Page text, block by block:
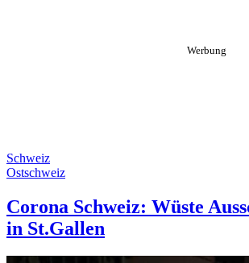
Schweiz
Ostschweiz
Corona Schweiz: Wüste
in St.Gallen